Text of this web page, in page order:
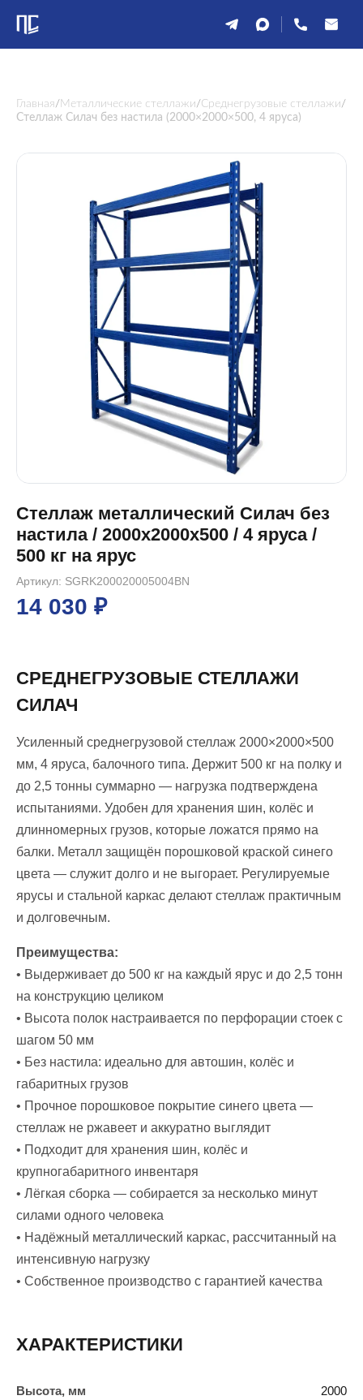
Главная/ Металлические стеллажи/Среднегрузовые стеллажи/
Стеллаж Силач без настила (2000×2000×500, 4 яруса)
Стеллаж металлический Силач без
настила / 2000x2000x500 / 4 яруса /
500 кг на ярус
Артикул: SGRK200020005004BN
14 030 ₽
СРЕДНЕГРУЗОВЫЕ СТЕЛЛАЖИ
СИЛАЧ
Усиленный среднегрузовой стеллаж 2000×2000×500
мм, 4 яруса, балочного типа. Держит 500 кг на полку и
до 2,5 тонны суммарно — нагрузка подтверждена
испытаниями. Удобен для хранения шин, колёс и
длинномерных грузов, которые ложатся прямо на
балки. Металл защищён порошковой краской синего
цвета — служит долго и не выгорает. Регулируемые
ярусы и стальной каркас делают стеллаж практичным
и долговечным.
Преимущества:
• Выдерживает до 500 кг на каждый ярус и до 2,5 тонн
на конструкцию целиком
• Высота полок настраивается по перфорации стоек с
шагом 50 мм
• Без настила: идеально для автошин, колёс и
габаритных грузов
• Прочное порошковое покрытие синего цвета —
стеллаж не ржавеет и аккуратно выглядит
• Подходит для хранения шин, колёс и
крупногабаритного инвентаря
• Лёгкая сборка — собирается за несколько минут
силами одного человека
• Надёжный металлический каркас, рассчитанный на
интенсивную нагрузку
• Собственное производство с гарантией качества
ХАРАКТЕРИСТИКИ
Высота, мм 2000